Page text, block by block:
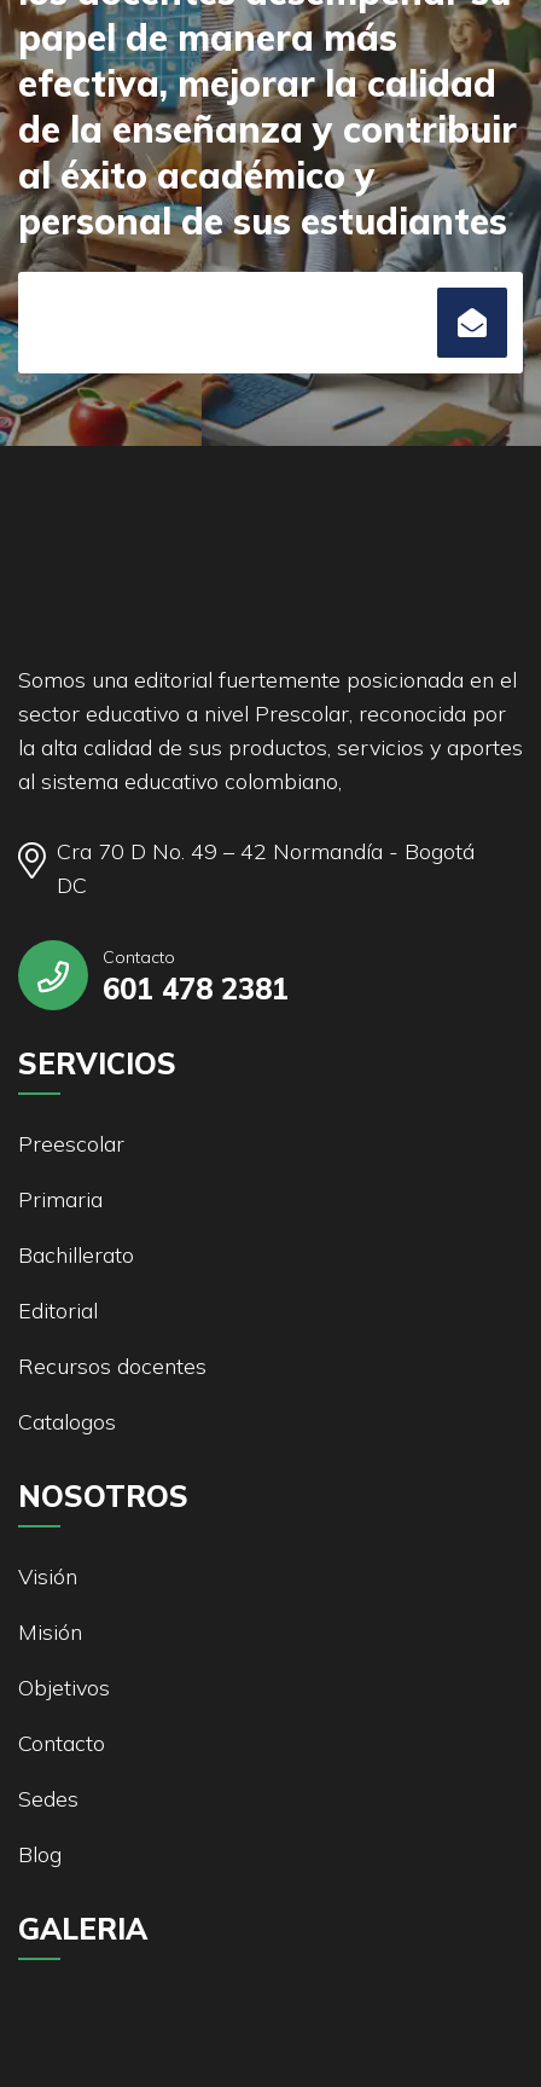
papel de manera más
efectiva, mejorar la calidad
de la enseñanza y contribuir
al éxito académico y
personal de sus estudiantes
Somos una editorial fuertemente posicionada en el
sector educativo a nivel Prescolar, reconocida por
la alta calidad de sus productos, servicios y aportes
al sistema educativo colombiano,
Cra 70 D No. 49 – 42 Normandía - Bogotá
DC
Contacto
601 478 2381
SERVICIOS
Preescolar
Primaria
Bachillerato
Editorial
Recursos docentes
Catalogos
NOSOTROS
Visión
Misión
Objetivos
Contacto
Sedes
Blog
GALERIA